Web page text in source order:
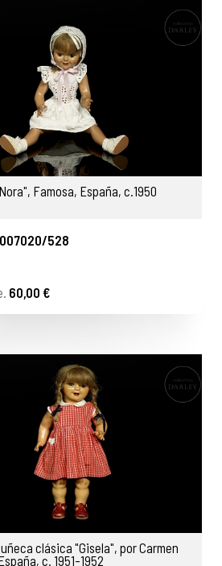
Famosa, España, c.1950
528
60,00 €
clásica "Gisela", por Carmen
c. 1951-1952